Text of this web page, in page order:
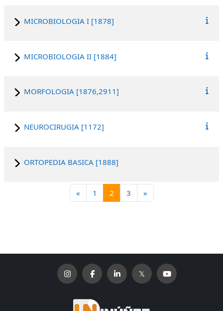
MICROBIOLOGIA I [1878]
MICROBIOLOGIA II [1884]
MORFOLOGIA [1876,2911]
NEUROCIRUGIA [1172]
ORTOPEDIA BASICA [1888]
«Página anterior
1 Página 1
2Página 2
3Página 3
»Siguiente página